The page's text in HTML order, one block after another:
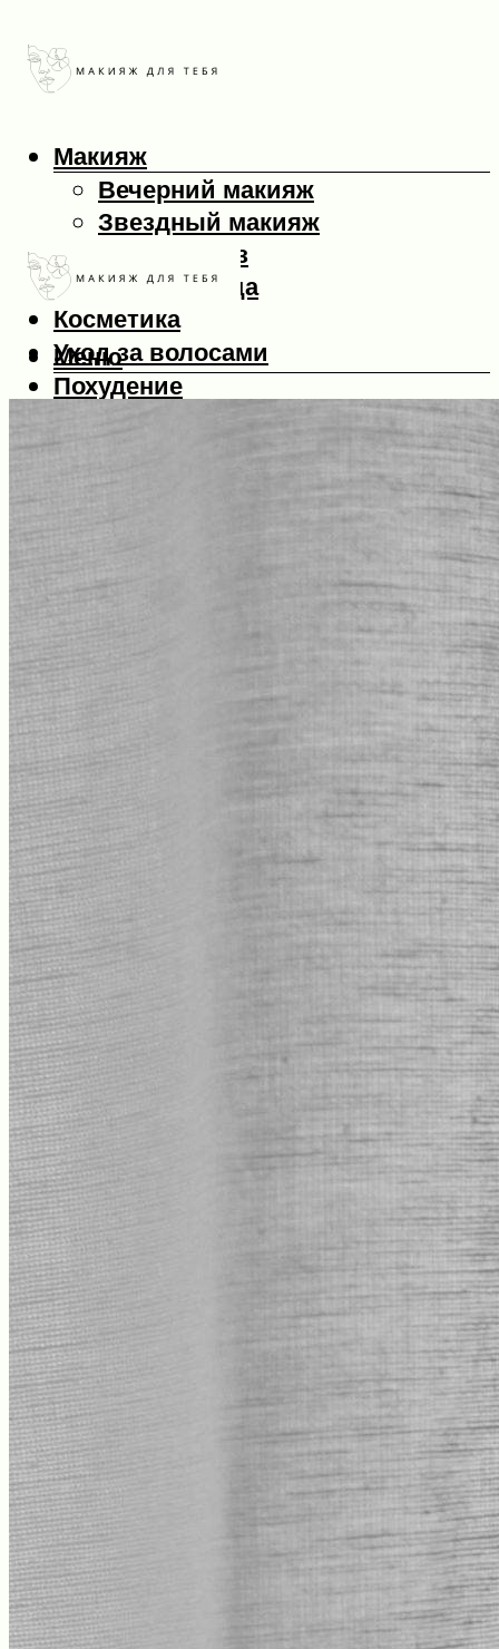
Макияж
Вечерний макияж
Звездный макияж
Макияж глаз
Макияж лица
Косметика
Уход за волосами
Похудение
Меню
Меню